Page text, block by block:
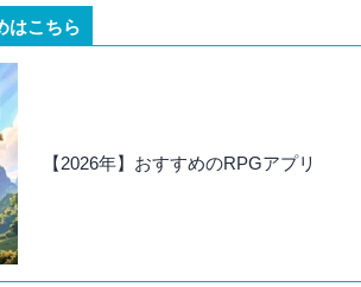
はこちら
【2026年】おすすめのRPGアプリ